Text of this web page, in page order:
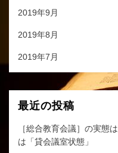
2019年9月
2019年8月
2019年7月
最近の投稿
［総合教育会議］の実態は
は「貸会議室状態」